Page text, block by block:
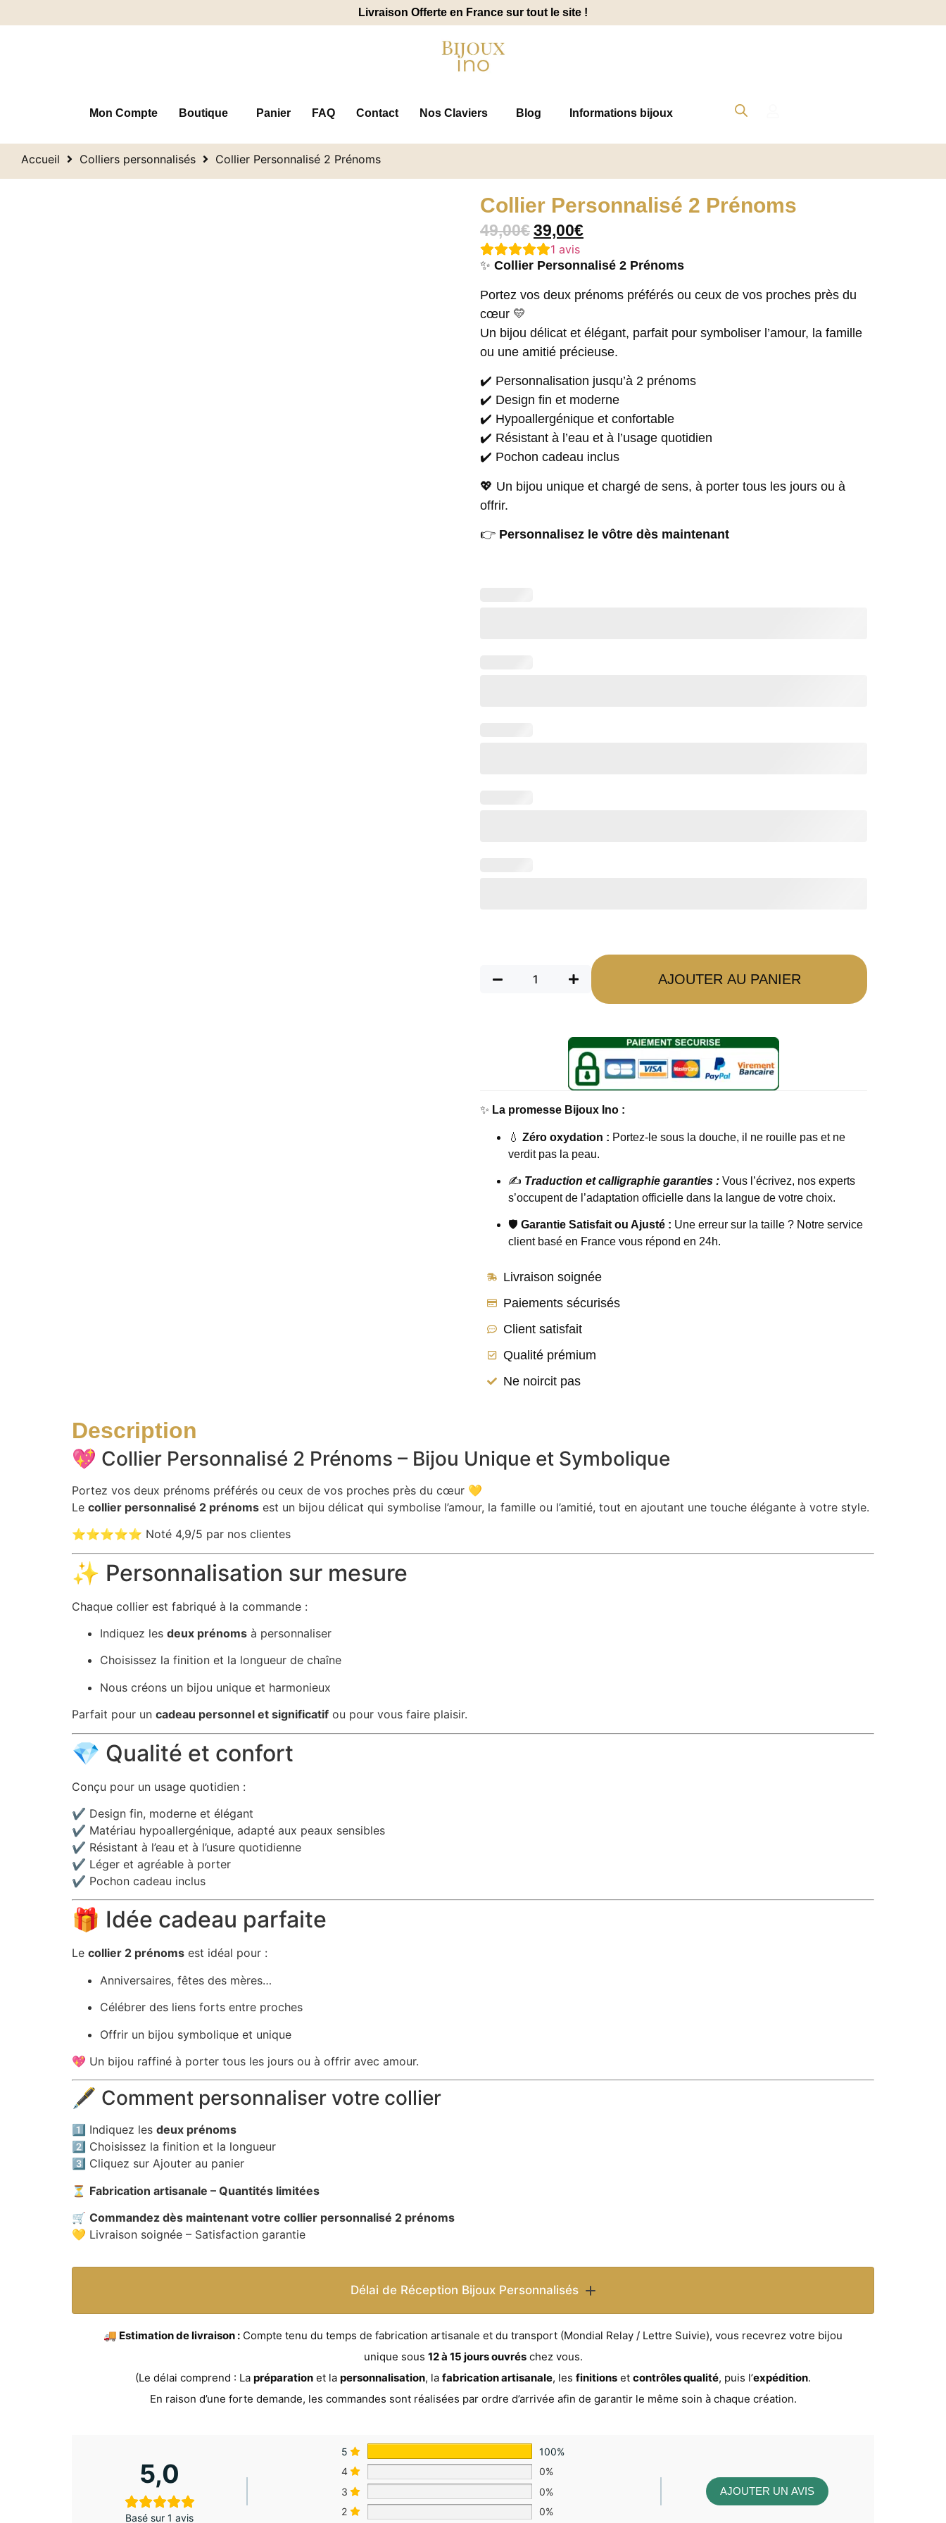
Livraison Offerte en France sur tout le site !
Mon Compte Boutique Panier FAQ Contact Nos Claviers Blog Informations bijoux
Accueil Colliers personnalisés Collier Personnalisé 2 Prénoms
Collier Personnalisé 2 Prénoms
49,00€39,00€
1 avis
✨ Collier Personnalisé 2 Prénoms
Portez vos deux prénoms préférés ou ceux de vos proches près du
cœur 💛
Un bijou délicat et élégant, parfait pour symboliser l’amour, la famille
ou une amitié précieuse.
✔️ Personnalisation jusqu’à 2 prénoms
✔️ Design fin et moderne
✔️ Hypoallergénique et confortable
✔️ Résistant à l’eau et à l’usage quotidien
✔️ Pochon cadeau inclus
💖 Un bijou unique et chargé de sens, à porter tous les jours ou à
offrir.
👉 Personnalisez le vôtre dès maintenant
AJOUTER AU PANIER
✨ La promesse Bijoux Ino :
💧 Zéro oxydation : Portez-le sous la douche, il ne rouille pas et ne
verdit pas la peau.
✍️ Traduction et calligraphie garanties : Vous l’écrivez, nos experts
s’occupent de l’adaptation officielle dans la langue de votre choix.
🛡️ Garantie Satisfait ou Ajusté : Une erreur sur la taille ? Notre service
client basé en France vous répond en 24h.
Livraison soignée
Paiements sécurisés
Client satisfait
Qualité prémium
Ne noircit pas
Description
💖 Collier Personnalisé 2 Prénoms – Bijou Unique et Symbolique
Portez vos deux prénoms préférés ou ceux de vos proches près du cœur 💛
Le collier personnalisé 2 prénoms est un bijou délicat qui symbolise l’amour, la famille ou l’amitié, tout en ajoutant une touche élégante à votre style.
⭐⭐⭐⭐⭐ Noté 4,9/5 par nos clientes
✨ Personnalisation sur mesure
Chaque collier est fabriqué à la commande :
Indiquez les deux prénoms à personnaliser
Choisissez la finition et la longueur de chaîne
Nous créons un bijou unique et harmonieux
Parfait pour un cadeau personnel et significatif ou pour vous faire plaisir.
💎 Qualité et confort
Conçu pour un usage quotidien :
✔️ Design fin, moderne et élégant
✔️ Matériau hypoallergénique, adapté aux peaux sensibles
✔️ Résistant à l’eau et à l’usure quotidienne
✔️ Léger et agréable à porter
✔️ Pochon cadeau inclus
🎁 Idée cadeau parfaite
Le collier 2 prénoms est idéal pour :
Anniversaires, fêtes des mères…
Célébrer des liens forts entre proches
Offrir un bijou symbolique et unique
💖 Un bijou raffiné à porter tous les jours ou à offrir avec amour.
🖋️ Comment personnaliser votre collier
1️⃣ Indiquez les deux prénoms
2️⃣ Choisissez la finition et la longueur
3️⃣ Cliquez sur Ajouter au panier
⏳ Fabrication artisanale – Quantités limitées
🛒 Commandez dès maintenant votre collier personnalisé 2 prénoms
💛 Livraison soignée – Satisfaction garantie
Délai de Réception Bijoux Personnalisés
🚚 Estimation de livraison : Compte tenu du temps de fabrication artisanale et du transport (Mondial Relay / Lettre Suivie), vous recevrez votre bijou
unique sous 12 à 15 jours ouvréschez vous.
(Le délai comprend : La préparation et la personnalisation, la fabrication artisanale, les finitions et contrôles qualité, puis l’expédition.
En raison d’une forte demande, les commandes sont réalisées par ordre d’arrivée afin de garantir le même soin à chaque création.
5,0
Basé sur 1 avis
5
100%
4
0%
3
0%
2
0%
AJOUTER UN AVIS